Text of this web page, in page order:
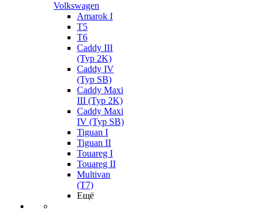
Volkswagen
Amarok I
T5
T6
Caddy III
(Typ 2K)
Caddy IV
(Typ SB)
Caddy Maxi
III (Typ 2K)
Caddy Maxi
IV (Typ SB)
Tiguan I
Tiguan II
Touareg I
Touareg II
Multivan
(T7)
Ещё